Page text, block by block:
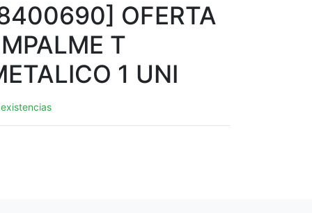
OFERTA
T
1 UNI